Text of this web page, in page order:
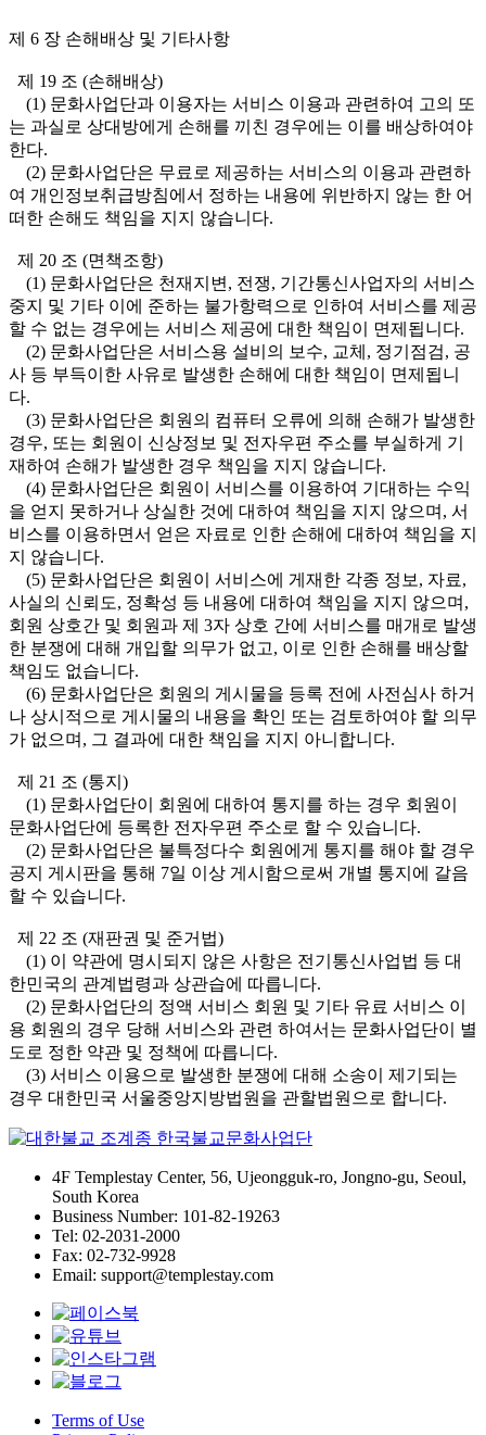
제 6 장 손해배상 및 기타사항
제 19 조 (손해배상)
(1) 문화사업단과 이용자는 서비스 이용과 관련하여 고의 또
는 과실로 상대방에게 손해를 끼친 경우에는 이를 배상하여야
한다.
(2) 문화사업단은 무료로 제공하는 서비스의 이용과 관련하
여 개인정보취급방침에서 정하는 내용에 위반하지 않는 한 어
떠한 손해도 책임을 지지 않습니다.
제 20 조 (면책조항)
(1) 문화사업단은 천재지변, 전쟁, 기간통신사업자의 서비스
중지 및 기타 이에 준하는 불가항력으로 인하여 서비스를 제공
할 수 없는 경우에는 서비스 제공에 대한 책임이 면제됩니다.
(2) 문화사업단은 서비스용 설비의 보수, 교체, 정기점검, 공
사 등 부득이한 사유로 발생한 손해에 대한 책임이 면제됩니
다.
(3) 문화사업단은 회원의 컴퓨터 오류에 의해 손해가 발생한
경우, 또는 회원이 신상정보 및 전자우편 주소를 부실하게 기
재하여 손해가 발생한 경우 책임을 지지 않습니다.
(4) 문화사업단은 회원이 서비스를 이용하여 기대하는 수익
을 얻지 못하거나 상실한 것에 대하여 책임을 지지 않으며, 서
비스를 이용하면서 얻은 자료로 인한 손해에 대하여 책임을 지
지 않습니다.
(5) 문화사업단은 회원이 서비스에 게재한 각종 정보, 자료,
사실의 신뢰도, 정확성 등 내용에 대하여 책임을 지지 않으며,
회원 상호간 및 회원과 제 3자 상호 간에 서비스를 매개로 발생
한 분쟁에 대해 개입할 의무가 없고, 이로 인한 손해를 배상할
책임도 없습니다.
(6) 문화사업단은 회원의 게시물을 등록 전에 사전심사 하거
나 상시적으로 게시물의 내용을 확인 또는 검토하여야 할 의무
가 없으며, 그 결과에 대한 책임을 지지 아니합니다.
제 21 조 (통지)
(1) 문화사업단이 회원에 대하여 통지를 하는 경우 회원이
문화사업단에 등록한 전자우편 주소로 할 수 있습니다.
(2) 문화사업단은 불특정다수 회원에게 통지를 해야 할 경우
공지 게시판을 통해 7일 이상 게시함으로써 개별 통지에 갈음
할 수 있습니다.
제 22 조 (재판권 및 준거법)
(1) 이 약관에 명시되지 않은 사항은 전기통신사업법 등 대
한민국의 관계법령과 상관습에 따릅니다.
(2) 문화사업단의 정액 서비스 회원 및 기타 유료 서비스 이
용 회원의 경우 당해 서비스와 관련 하여서는 문화사업단이 별
도로 정한 약관 및 정책에 따릅니다.
(3) 서비스 이용으로 발생한 분쟁에 대해 소송이 제기되는
경우 대한민국 서울중앙지방법원을 관할법원으로 합니다.
4F Templestay Center, 56, Ujeongguk-ro, Jongno-gu, Seoul,
South Korea
Business Number: 101-82-19263
Tel: 02-2031-2000
Fax: 02-732-9928
Email: support@templestay.com
Terms of Use